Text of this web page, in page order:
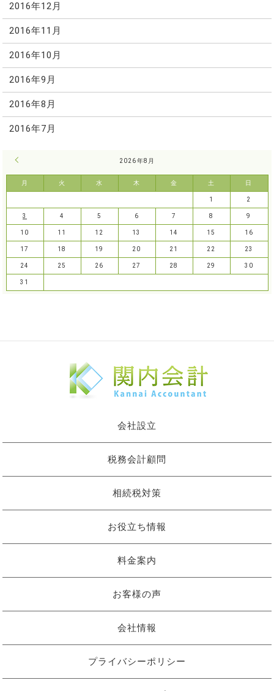
2016年12月
2016年11月
2016年10月
2016年9月
2016年8月
2016年7月
2026年8月
月 火 水 木 金 土 日
1 2
3 4 5 6 7 8 9
10 11 12 13 14 15 16
17 18 19 20 21 22 23
24 25 26 27 28 29 30
31
会社設立
税務会計顧問
相続税対策
お役立ち情報
料金案内
お客様の声
会社情報
プライバシーポリシー